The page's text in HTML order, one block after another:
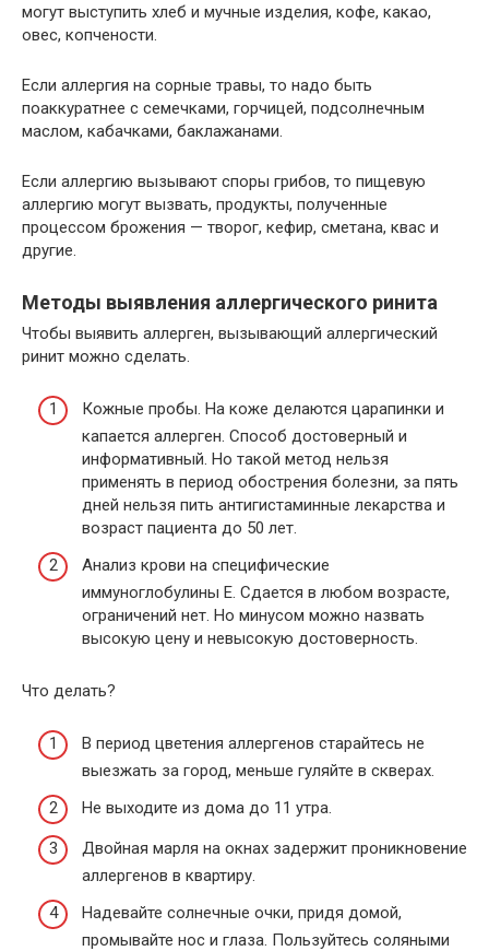
могут выступить хлеб и мучные изделия, кофе, какао,
овес, копчености.
Если аллергия на сорные травы, то надо быть
поаккуратнее с семечками, горчицей, подсолнечным
маслом, кабачками, баклажанами.
Если аллергию вызывают споры грибов, то пищевую
аллергию могут вызвать, продукты, полученные
процессом брожения — творог, кефир, сметана, квас и
другие.
Методы выявления аллергического ринита
Чтобы выявить аллерген, вызывающий аллергический
ринит можно сделать.
Кожные пробы. На коже делаются царапинки и
капается аллерген. Способ достоверный и
информативный. Но такой метод нельзя
применять в период обострения болезни, за пять
дней нельзя пить антигистаминные лекарства и
возраст пациента до 50 лет.
Анализ крови на специфические
иммуноглобулины Е. Сдается в любом возрасте,
ограничений нет. Но минусом можно назвать
высокую цену и невысокую достоверность.
Что делать?
В период цветения аллергенов старайтесь не
выезжать за город, меньше гуляйте в скверах.
Не выходите из дома до 11 утра.
Двойная марля на окнах задержит проникновение
аллергенов в квартиру.
Надевайте солнечные очки, придя домой,
промывайте нос и глаза. Пользуйтесь соляными